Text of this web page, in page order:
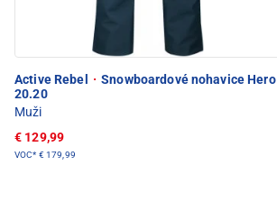
Active Rebel · Snowboardové nohavice Hero
20.20
Muži
€ 129,99
VOC* € 179,99